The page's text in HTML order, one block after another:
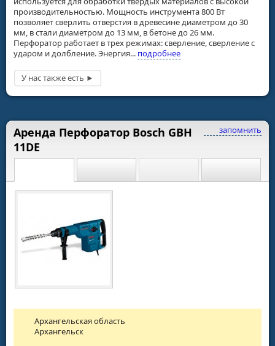
производительностью. Мощность инструмента 800 Вт
позволяет сверлить отверстия в древесине диаметром до 30
мм, в стали диаметром до 13 мм, в бетоне до 26 мм.
Перфоратор работает в трех режимах: сверление, сверление с
ударом и долбление. Энергия... подробнее
запомнить
Аренда Перфоратор Bosch GBH
11DE
Архангельская область
Архангельск